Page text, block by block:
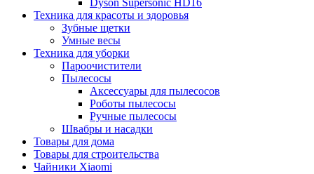
Dyson Supersonic HD16
Техника для красоты и здоровья
Зубные щетки
Умные весы
Техника для уборки
Пароочистители
Пылесосы
Аксессуары для пылесосов
Роботы пылесосы
Ручные пылесосы
Швабры и насадки
Товары для дома
Товары для строительства
Чайники Xiaomi